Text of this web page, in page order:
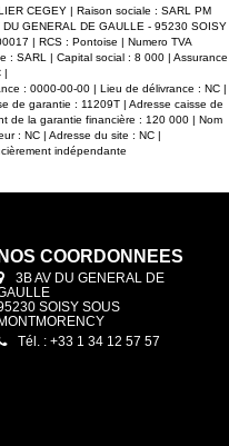
CEGEY | Raison sociale : SARL PM
GENERAL DE GAULLE - 95230 SOISY
| RCS : Pontoise | Numero TVA
: SARL | Capital social : 8 000 | Assurance
|
: 0000-00-00 | Lieu de délivrance : NC |
de garantie : 11209T | Adresse caisse de
de la garantie financière : 120 000 | Nom
: NC | Adresse du site : NC |
indépendante
NOS COORDONNÉES
3B AV DU GENERAL DE
SOISY SOUS
Tél. : +33 1 34 12 57 57